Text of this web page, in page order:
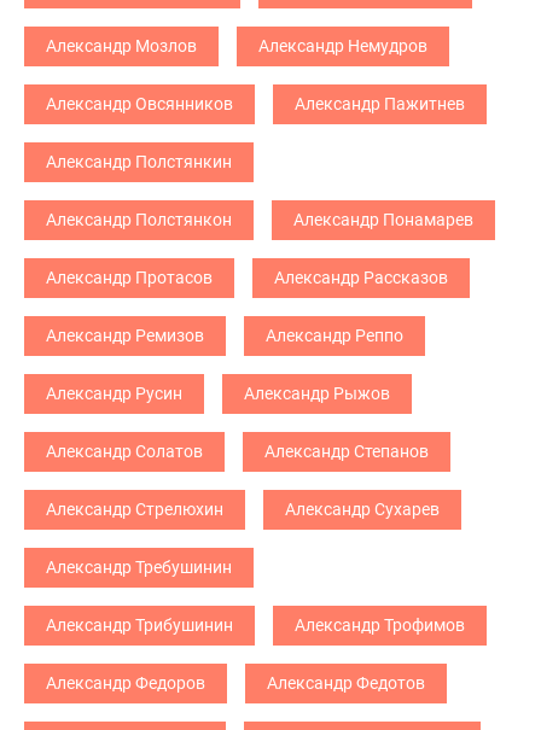
Александр Мозлов Александр Немудров
Александр Овсянников Александр Пажитнев
Александр Полстянкин
Александр Полстянкон Александр Понамарев
Александр Протасов Александр Рассказов
Александр Ремизов Александр Реппо
Александр Русин Александр Рыжов
Александр Солатов Александр Степанов
Александр Стрелюхин Александр Сухарев
Александр Требушинин
Александр Трибушинин Александр Трофимов
Александр Федоров Александр Федотов